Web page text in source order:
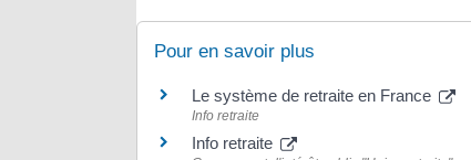
Pour en savoir plus
Le système de retraite en France
Info retraite
Info retraite